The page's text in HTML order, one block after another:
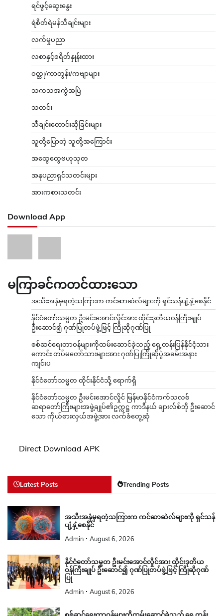
ရင်ဖွင့်ဆွေးနွေး
ရဲစိတ်ရဲမန်သီချင်းများ
လက်မှုပညာ
လစာနှင့်စရိတ်နှုန်းထား
ဝတ္ထု/ကာတွန်း/ကဗျာများ
သကသအကွဲအပြဲ
သတင်း
သီချင်းတောင်းဆိုခြင်းများ
သူတို့ပြောတဲ့ သူတို့အကြောင်း
အထွေထွေဗဟုသုတ
အနုပညာရှင်သတင်းများ
အားကစားသတင်း
Download App
မကြာခင်ကတင်ထားသော
အသီးအနှံမှရတဲ့သကြားက ကင်ဆာဆဲလ်များကို ရှင်သန်ပျံ့နှံ့စေနိုင်
နိုင်ငံတော်သမ္မတ ဦးမင်းအောင်လှိုင်အား ထိုင်းဒုတိယဝန်ကြီးချုပ်
ဦးဆောင်၍ ဂုဏ်ပြုတပ်ဖွဲ့ဖြင့် ကြိုဆိုဂုဏ်ပြု
စစ်ဆင်ရေးတာဝန်များကိုထမ်းဆောင်ခဲ့သည့် ရှေ့တန်းပြန်နိုင်ငံ့သား
ကောင်း တပ်မတော်သားများအား ဂုဏ်ပြုကြိုဆိုပွဲအခမ်းအနား
ကျင်းပ
နိုင်ငံတော်သမ္မတ ထိုင်းနိုင်ငံသို့ ရောက်ရှိ
နိုင်ငံတော်သမ္မတ ဦးမင်းအောင်လှိုင် မြန်မာနိုင်ငံကက်သလစ်
ဆရာတော်ကြီးများအဖွဲ့ချုပ်၏ဥက္ကဋ္ဌ ကာဒီနယ် ချားလ်စ်ဘို ဦးဆောင်
သော ကိုယ်စားလှယ်အဖွဲ့အား လက်ခံတွေ့ဆုံ
Direct Download APK
Latest Posts Trending Posts
အသီးအနှံမှရတဲ့သကြားက ကင်ဆာဆဲလ်များကို ရှင်သန်
ပျံ့နှံ့စေနိုင်
Admin August 6, 2026
နိုင်ငံတော်သမ္မတ ဦးမင်းအောင်လှိုင်အား ထိုင်းဒုတိယ
ဝန်ကြီးချုပ် ဦးဆောင်၍ ဂုဏ်ပြုတပ်ဖွဲ့ဖြင့် ကြိုဆိုဂုဏ်
ပြု
Admin August 6, 2026